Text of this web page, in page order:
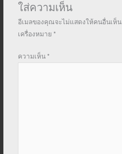
ใส่ความเห็น
อีเมลของคุณจะไม่แสดงให้คนอื่นเห็น
เครื่องหมาย *
ความเห็น *